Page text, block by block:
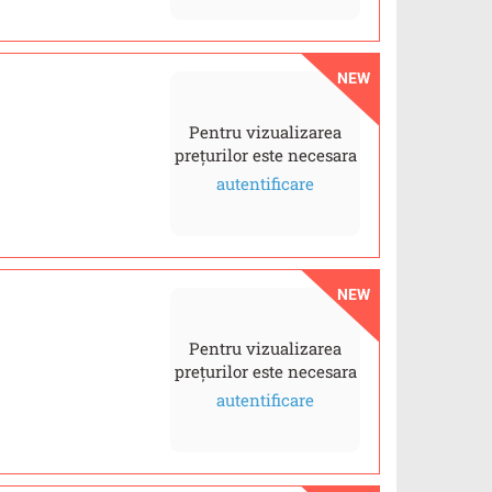
NEW
Pentru vizualizarea
prețurilor este necesara
autentificare
NEW
Pentru vizualizarea
prețurilor este necesara
autentificare